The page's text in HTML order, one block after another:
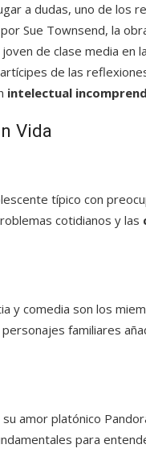
a dudas, uno de los
Sue Townsend, la
de clase media en
de las
intelectual
Vida
típico con
cotidianos y las
y comedia son los
familiares
amor platónico
para